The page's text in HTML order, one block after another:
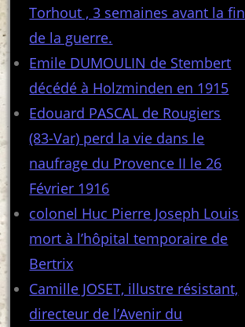
Torhout , 3 semaines avant la fin
de la guerre.
Emile DUMOULIN de Stembert
décédé à Holzminden en 1915
Edouard PASCAL de Rougiers
(83-Var) perd la vie dans le
naufrage du Provence II le 26
Février 1916
colonel Huc Pierre Joseph Louis
mort à l’hôpital temporaire de
Bertrix
Camille JOSET, illustre résistant,
directeur de l’Avenir du